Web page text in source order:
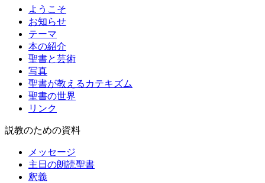
ようこそ
お知らせ
テーマ
本の紹介
聖書と芸術
写真
聖書が教えるカテキズム
聖書の世界
リンク
説教のための資料
メッセージ
主日の朗読聖書
釈義